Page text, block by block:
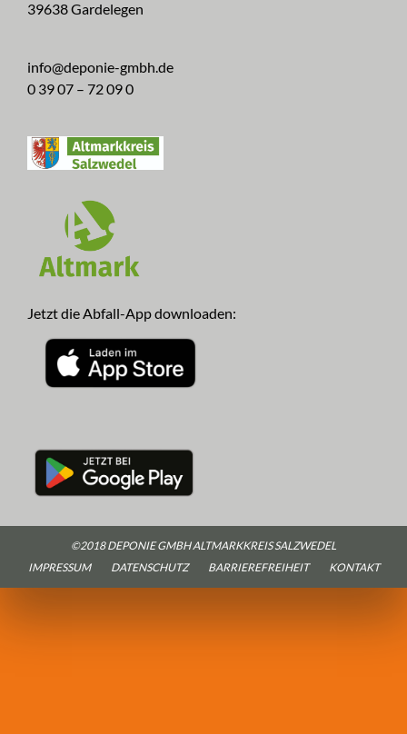
39638 Gardelegen
info@deponie-gmbh.de
0 39 07 – 72 09 0
Jetzt die Abfall-App downloaden:
©2018 DEPONIE GMBH ALTMARKKREIS SALZWEDEL
IMPRESSUM
DATENSCHUTZ BARRIEREFREIHEIT KONTAKT